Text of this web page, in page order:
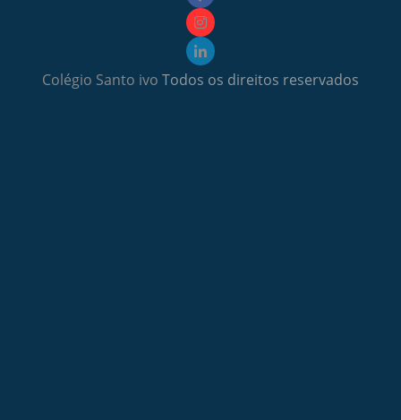
Colégio Santo ivo Todos os direitos reservados